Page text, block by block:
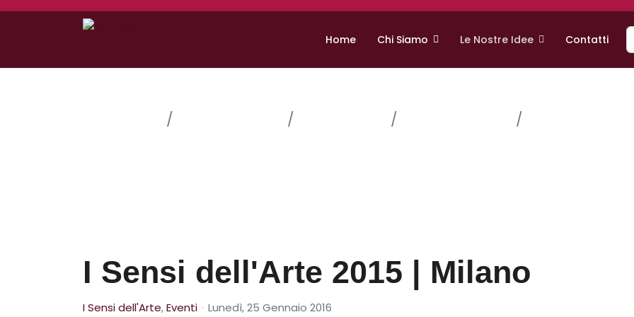
Home Chi Siamo Le Nostre Idee Contatti
I Sensi dell'Arte 2015 | Milano
I Sensi dell'Arte Eventi Lunedì, 25 Gennaio 2016